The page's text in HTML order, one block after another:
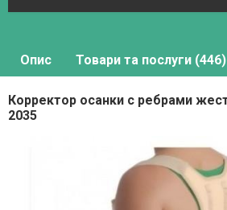
Опис Товари та послуги (446)
Корректор осанки с ребрами
2035